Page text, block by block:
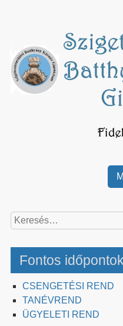
Keresés:
Fontos időpontok
CSENGETÉSI REND
TANÉVREND
ÜGYELETI REND